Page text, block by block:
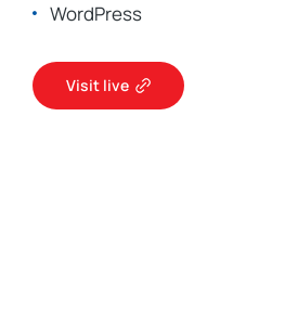
WordPress
Visit live